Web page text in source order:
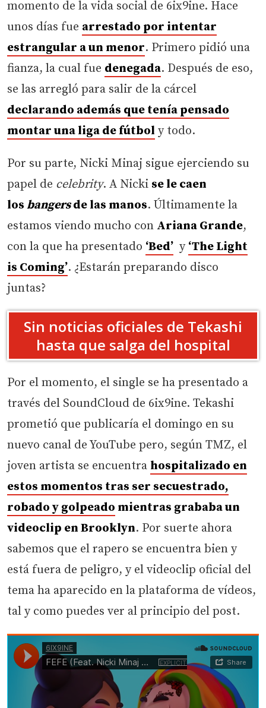
momento de la vida social de 6ix9ine. Hace
unos días fue arrestado por intentar
estrangular a un menor. Primero pidió una
fianza, la cual fue denegada. Después de eso,
se las arregló para salir de la cárcel
declarando además que tenía pensado
montar una liga de fútbol y todo.
Por su parte, Nicki Minaj sigue ejerciendo su
papel de celebrity. A Nicki se le caen
los bangersde las manos. Últimamente la
estamos viendo mucho con Ariana Grande,
con la que ha presentado ‘Bed’ y ‘The Light
is Coming’. ¿Estarán preparando disco
juntas?
Sin noticias oficiales de Tekashi
hasta que salga del hospital
Por el momento, el single se ha presentado a
través del SoundCloud de 6ix9ine. Tekashi
prometió que publicaría el domingo en su
nuevo canal de YouTube pero, según TMZ, el
joven artista se encuentra hospitalizado en
estos momentos tras ser secuestrado,
robado y golpeado mientras grababa un
videoclip en Brooklyn. Por suerte ahora
sabemos que el rapero se encuentra bien y
está fuera de peligro, y el videoclip oficial del
tema ha aparecido en la plataforma de vídeos,
tal y como puedes ver al principio del post.